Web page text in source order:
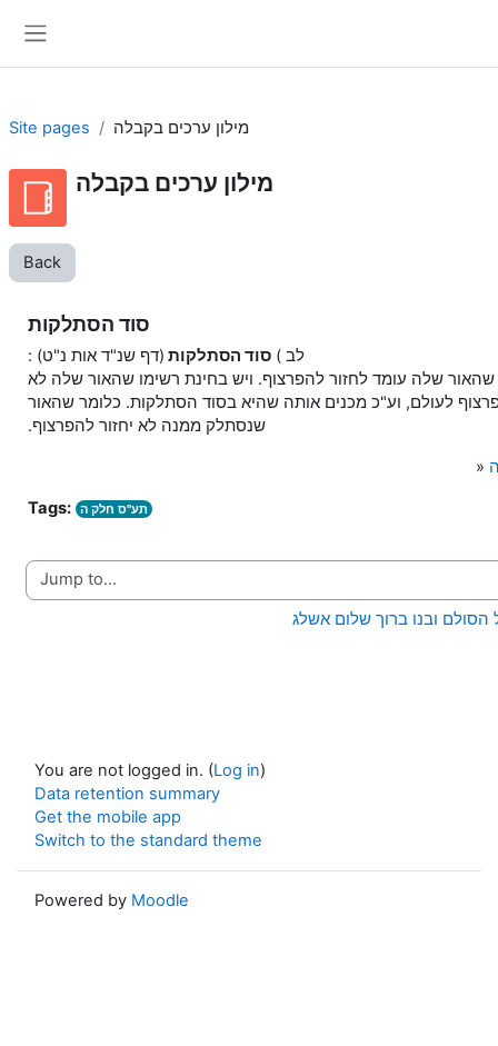
Site pages מילון ערכים בקבלה
מילון ערכים בקבלה
Back
סוד הסתלקות
לב )סוד הסתלקות (דף שנ"ד אות נ"ט) :
שהאור שלה עומד לחזור להפרצוף. ויש בחינת רשימו שהאור שלה לא
לעולם, וע"כ מכנים אותה שהיא בסוד הסתלקות. כלומר שהאור
שנסתלק ממנה לא יחזור להפרצוף.
»
Tags: תע"ס חלק ה
Jump to...
You are not logged in. (Log in)
Data retention summary
Get the mobile app
Switch to the standard theme
Powered by Moodle